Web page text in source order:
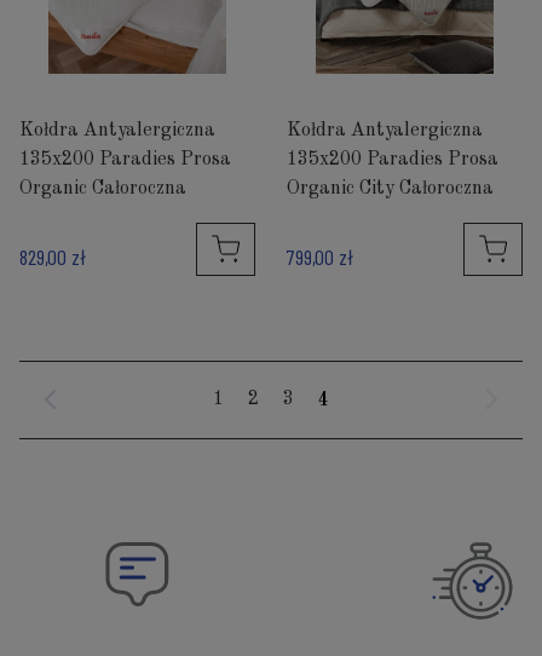
Kołdra Antyalergiczna
135x200 Paradies Prosa
Organic Całoroczna
829,00 zł
Kołdra Antyalergiczna
135x200 Paradies Prosa
Organic City Całoroczna
799,00 zł
1 2 3 4